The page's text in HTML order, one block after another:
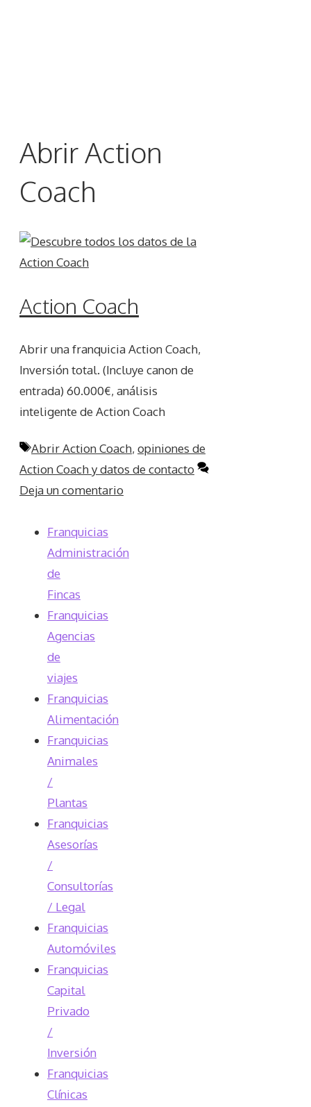
Abrir Action
Coach
Action Coach
Abrir una franquicia Action Coach,
Inversión total. (Incluye canon de
entrada) 60.000€, análisis
inteligente de Action Coach
Etiquetas
Abrir Action Coach, opiniones de
Action Coach y datos de contacto
Deja un comentario
Franquicias
Administración
de
Fincas
Franquicias
Agencias
de
viajes
Franquicias
Alimentación
Franquicias
Animales
/
Plantas
Franquicias
Asesorías
/
Consultorías
/ Legal
Franquicias
Automóviles
Franquicias
Capital
Privado
/
Inversión
Franquicias
Clínicas